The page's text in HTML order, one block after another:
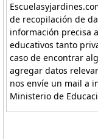
de recopilación de
información precisa
educativos tanto
caso de encontrar
agregar datos
nos envíe un mail a
Ministerio de